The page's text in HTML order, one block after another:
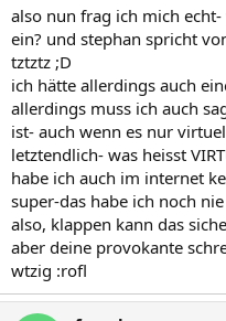
also nun frag ich mich
ein? und stephan spricht
tztztz ;D
ich hätte allerdings auch
allerdings muss ich auch
ist- auch wenn es nur
letztendlich- was heisst
habe ich auch im internet
super-das habe ich noch
also, klappen kann das
aber deine provokante
wtzig :rofl